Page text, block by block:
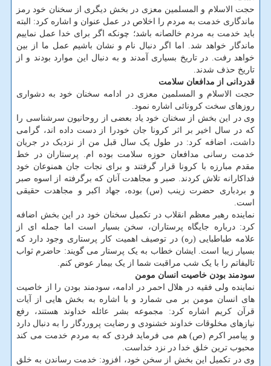
حجت الاسلام و المسلمین معزی در بخش دیگری از سخنان خود رمز
ماندگاری خدمت به مردم را اخلاص در عمل عنوان و اشاره کرد: البته
باید خدمت به مردم خالصانه باشد؛ چونکه اگر برای خدا عمل نماییم
ماندگار خواهد شد. اما اگر دنبال نام و نشان باشیم عمل ما از بین
خواهد رفت. در تاریخ بسیاری آمدند و به دنبال این موارد بودند و از
تاریخ حذف شدند.
قدردانی از مدافعان سلامت
حجت الاسلام و المسلمین معزی در ادامه سخنان خود به دشواری
روزهای سخت کرونائی اشاره نمود.
وی در این بخش از سخنان خود یاد بعضی از روحانیون سرشناسی را
که در سال اخیر بر اثر کرونا جان خودرا از دست داده اند، گرامی
داشت، اضافه کرد: در طول یک سال قبل من از نزدیک در جریان
خدمت رسانی مدافعان حوزه سلامت بوده ام. پرستاران در خط
مقدم مبارزه با کرونا قرار گرفتند و برای نجات جان همنوعان خود
فداکارانه تلاش کردند. صبر و مجاهدت آنان که برگرفته از اسوه صبر
و بردباری حضرت زینب (س) بوده، جهاد اکبر و مجاهدت حقیقی
است.
نماینده رهبر معظم انقلاب در تکمیل سخنان خود در این بخش اضافه
کرد: درباره جایگاه پرستاران، سخن بسیار است اما جمله ای از
علامه طباطبایی (ره) در توصیف اهمیت کار پرستاری وجود دارد که
بسیار زیبا است. ایشان خطاب به یک پرستار می گویند: حاضرم ثواب
تالیفاتم را با یک شب مراقبت شما از یک بیمار عوض کنم.
سودمند بودن خاصیت انسان مومن
نماینده ولی فقیه در هلال احمر در ادامه، سودمند بودن را از خاصیت
های انسان مومن بر می شمارد و با اشاره به بخش هایی از آیات
قرآن کریم اشاره کرد: مجموعه بشر عائله خداوند هستند، رفع
نیازهای مخلوقات خداوند خشنودی و رضایت پروردگار را به دنبال دارد
و پیامبر اکرم (ص) هم می فرماید فردی که به مردم خدمت می کند
محبوب ترین خلق خدا در نزد خداست.
وی در تکمیل این بخش از سخن خود، افزود: خدمت رساندن به خلق